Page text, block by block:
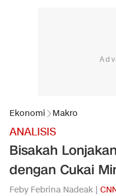
Ekonomi Makro
ANALISIS
Bisakah
dengan Cukai
Feby Febrina Nadeak |